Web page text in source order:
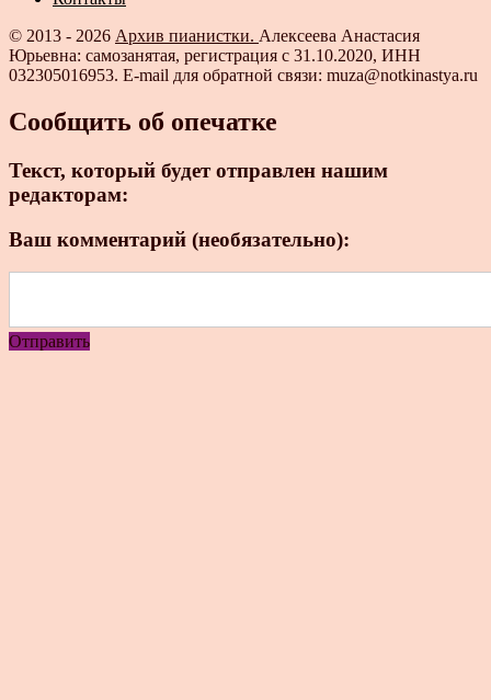
© 2013 - 2026 Архив пианистки. Алексеева Анастасия
Юрьевна: самозанятая, регистрация с 31.10.2020, ИНН
032305016953. E-mail для обратной связи: muza@notkinastya.ru
Сообщить об опечатке
Текст, который будет отправлен нашим
редакторам:
Ваш комментарий (необязательно):
Отправить